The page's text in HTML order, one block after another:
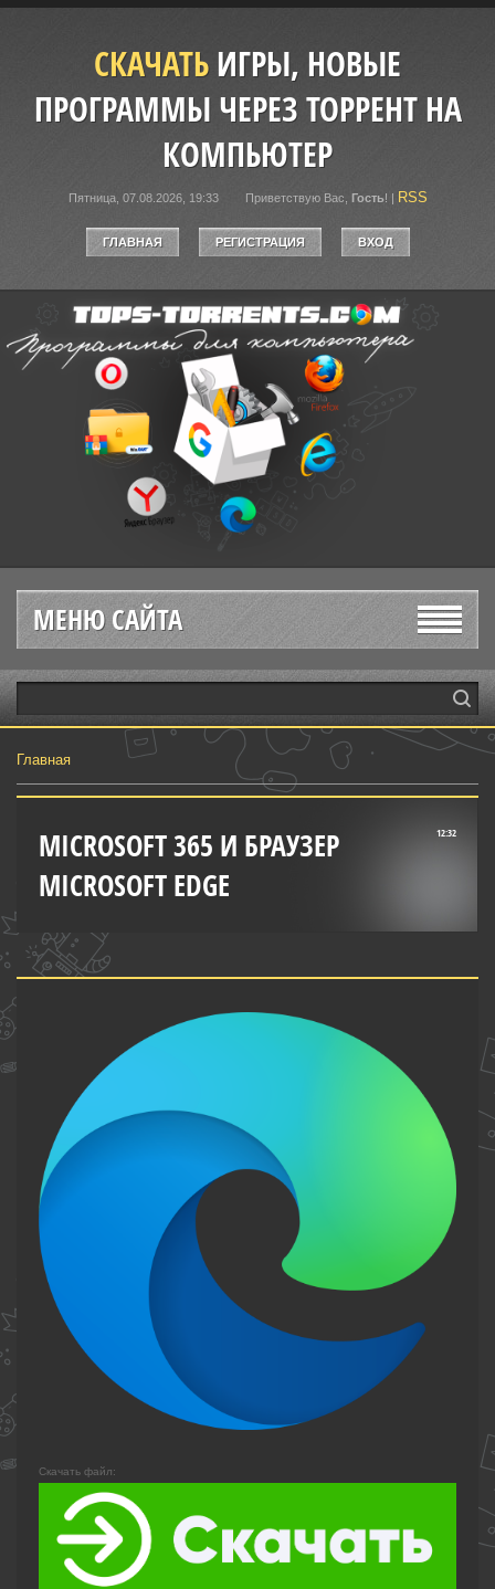
СКАЧАТЬИГРЫ, НОВЫЕ
ПРОГРАММЫ ЧЕРЕЗ ТОРРЕНТ НА
КОМПЬЮТЕР
Пятница, 07.08.2026, 19:33 Приветствую Вас Гость! | RSS
ГЛАВНАЯ РЕГИСТРАЦИЯ ВХОД
МЕНЮ САЙТА
Главная
12:32
MICROSOFT 365 И БРАУЗЕР
MICROSOFT EDGE
Скачать файл: